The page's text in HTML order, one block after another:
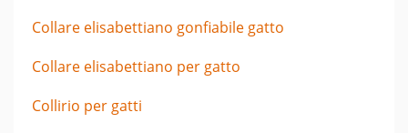
Collare elisabettiano gonfiabile gatto
Collare elisabettiano per gatto
Collirio per gatti